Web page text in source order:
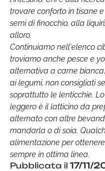
trovare conforto in tisane
semi di finocchio, alla
alloro.
Continuiamo nell'elenco
troviamo anche pesce e
alternativa a carne
ai legumi, non consigliati
soprattutto le lenticchie.
leggero è il latticino da
alternato con altre
mandarla o di soia.
alimentazione per
sempre in ottima linea.
Pubblicata il 17/11/